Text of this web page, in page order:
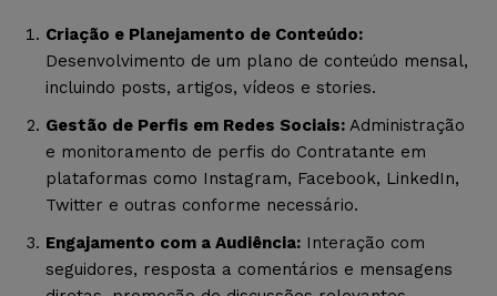
Criação e Planejamento de Conteúdo:
Desenvolvimento de um plano de conteúdo mensal,
incluindo posts, artigos, vídeos e stories.
Gestão de Perfis em Redes Sociais: Administração
e monitoramento de perfis do Contratante em
plataformas como Instagram, Facebook, LinkedIn,
Twitter e outras conforme necessário.
Engajamento com a Audiência: Interação com
seguidores, resposta a comentários e mensagens